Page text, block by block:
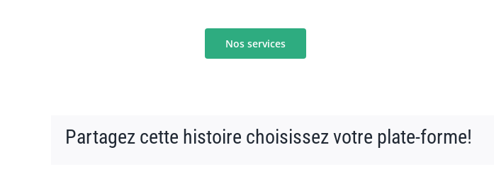
Nos services
Partagez cette histoire choisissez votre plate-forme!